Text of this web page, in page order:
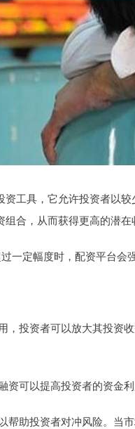
资工具，它允许投资者以
合，从而获得更高的潜在
一定幅度时，配资平台会
，投资者可以放大其投资
资可以提高投资者的资金
帮助投资者对冲风险。当